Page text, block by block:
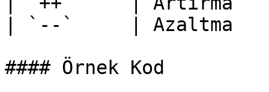
| `--`     | Azaltma
#### Örnek Kod